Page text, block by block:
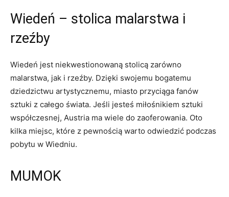
Wiedeń – stolica malarstwa i
rzeźby
Wiedeń jest niekwestionowaną stolicą zarówno
malarstwa, jak⁣ i rzeźby. Dzięki swojemu bogatemu
dziedzictwu ‍artystycznemu, miasto przyciąga fanów
sztuki z całego świata. Jeśli jesteś miłośnikiem sztuki
współczesnej, Austria ma wiele ⁤do zaoferowania. Oto
kilka miejsc, które z pewnością warto odwiedzić⁢ podczas
pobytu w Wiedniu.
MUMOK